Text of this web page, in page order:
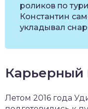
роликов по
Константин
укладывал
Карьерный
Летом 2016 года